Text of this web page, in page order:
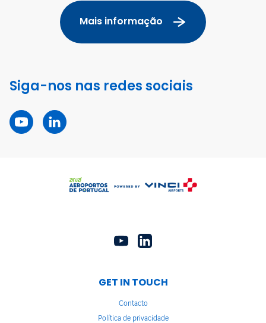
Mais informação
Siga-nos nas redes sociais
GET IN TOUCH
Contacto
Política de privacidade